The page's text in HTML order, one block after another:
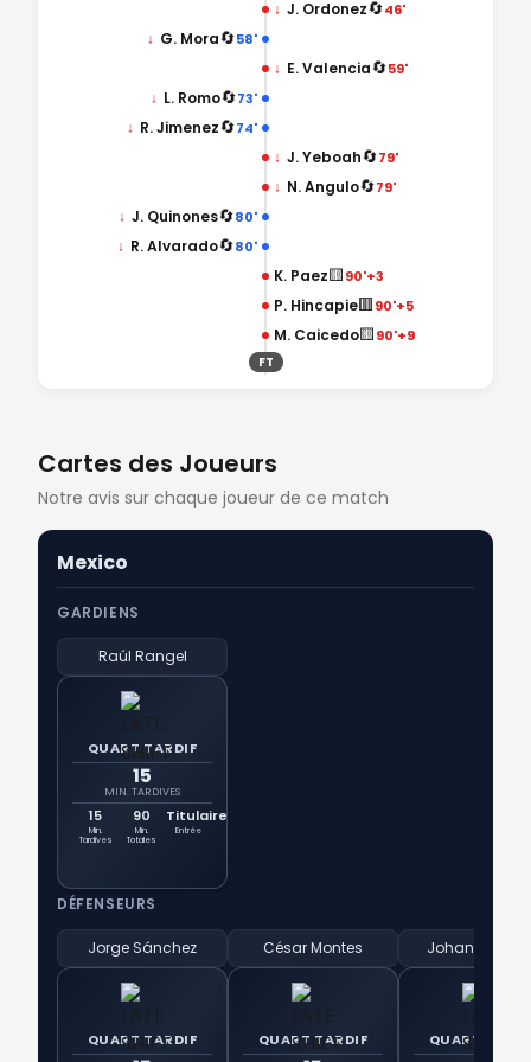
↓ J. Ordonez🔄46'
58'
🔄
↓ G. Mora
↓ E. Valencia🔄59'
73'
🔄
↓ L. Romo
74'
🔄
↓ R. Jimenez
↓ J. Yeboah🔄79'
↓ N. Angulo🔄79'
80'
🔄
↓ J. Quinones
80'
🔄
↓ R. Alvarado
K. Paez🟨90'+3
P. Hincapie🟥90'+5
M. Caicedo🟨90'+9
FT
Cartes des Joueurs
Notre avis sur chaque joueur de ce match
Mexico
GARDIENS
Raúl Rangel
QUART TARDIF
15
MIN. TARDIVES
15
Min.
Tardives
90
Min.
Totales
Titulaire
Entrée
DÉFENSEURS
Jorge Sánchez
QUART TARDIF
César Montes
QUART TARDIF
Johan
QUART